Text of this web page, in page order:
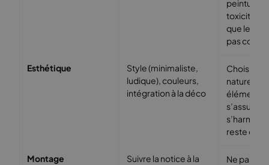
peinture
toxicité,
que les
pas
Esthétique
Style (minimaliste,
ludique), couleurs,
intégration à la déco
Choisir
naturels,
éléments
s’assurer
reste de
Montage
Suivre la notice à la
Ne pas